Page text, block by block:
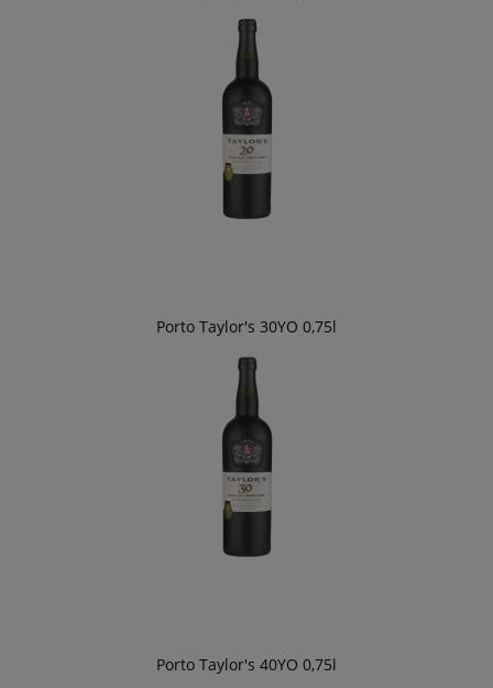
Porto Taylor's 30YO 0,75l
Porto Taylor's 40YO 0,75l